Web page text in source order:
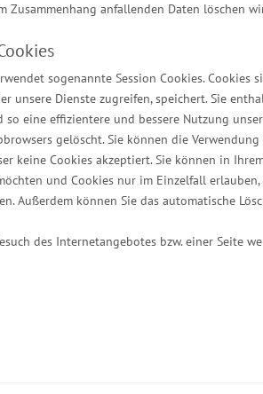
Zusammenhang anfallenden Daten löschen
sogenannte Session Cookies.
unsere Dienste zugreifen, speichert. Sie
eine effizientere und bessere Nutzung
gelöscht. Sie können die
keine Cookies akzeptiert. Sie können in
und Cookies nur im Einzelfall
Außerdem können Sie das automatische
des Internetangebotes bzw. einer Seite